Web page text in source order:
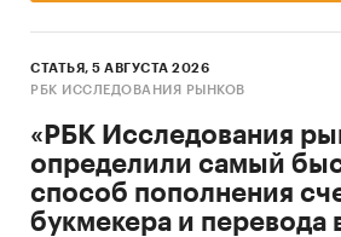
закупок, инженерами,
основных производителей,
поставщиков продукции/
товарных групп/услуг:
динамика спроса,
СТАТЬЯ, 5 АВГУСТА 2026
РБК ИССЛЕДОВАНИЯ РЫНКОВ
«РБК Исследования
определили самый
способ пополнения
букмекера и